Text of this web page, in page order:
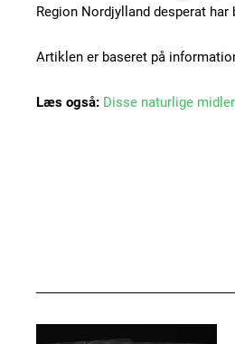
Region Nordjylland desperat har
Artiklen er baseret på
Læs også: Disse naturlige